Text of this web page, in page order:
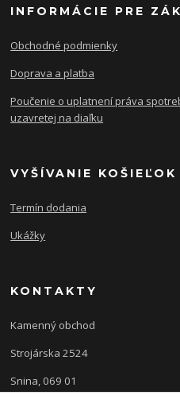
INFORMÁCIE PRE
Obchodné podmienky
Doprava a platba
Poučenie o uplatnení práva
uzavretej na diaľku
VYŠÍVANIE
Termín dodania
Ukážky
KONTAKTY
Kamenný obchod
Strojárska 2524
Snina, 069 01